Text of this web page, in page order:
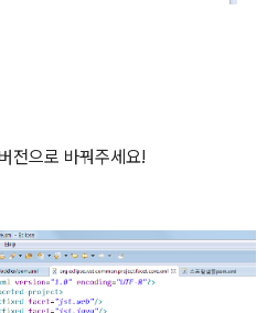
전으로 바꿔주세요!